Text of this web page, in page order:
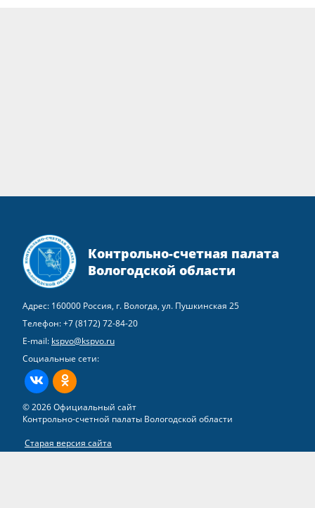
Контрольно-счетная палата
Вологодской области
Адрес: 160000 Россия, г. Вологда, ул. Пушкинская 25
Телефон:+7 (8172) 72-84-20
E-mail: kspvo@kspvo.ru
Социальные сети:
ВКонтактеОдноклассники
© 2026 Официальный сайт
Контрольно-счетной палаты Вологодской области
Старая версия сайта